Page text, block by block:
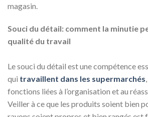
magasin.
Souci du détail: comment la minutie
qualité du travail
Le souci du détail est une compétence
qui travaillent dans les supermarchés
fonctions liées à l’organisation et au
Veiller à ce que les produits soient bien